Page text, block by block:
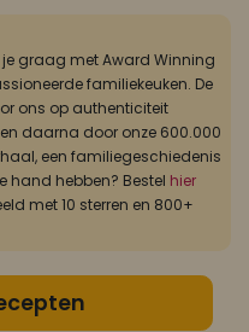
graag met Award Winning
familiekeuken. De
ons op authenticiteit
daarna door onze 600.000
een familiegeschiedenis
hand hebben? Bestel hier
met 10 sterren en 800+